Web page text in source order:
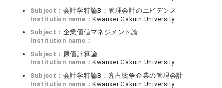
Subject： 会計学特論B：管理会計のエビデンス
Institution name：Kwansei Gakuin University
Subject： 企業価値マネジメント論
Institution name：
Subject： 原価計算論
Institution name：Kwansei Gakuin University
Subject： 会計学特論B：寡占競争企業の管理会計
Institution name：Kwansei Gakuin University